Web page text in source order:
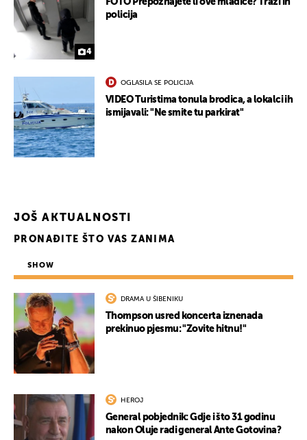
4
FOTO Prepoznajete li ove mladiće? Traži ih
policija
OGLASILA SE POLICIJA
VIDEO Turistima tonula brodica, a lokalci ih
ismijavali: "Ne smite tu parkirat"
JOŠ AKTUALNOSTI
PRONAĐITE ŠTO VAS ZANIMA
SHOW
DRAMA U ŠIBENIKU
Thompson usred koncerta iznenada
prekinuo pjesmu: "Zovite hitnu!"
HEROJ
General pobjednik: Gdje i što 31 godinu
nakon Oluje radi general Ante Gotovina?
UKLJUČITE NOTIFIKACIJE